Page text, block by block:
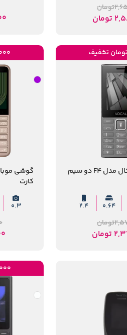
تومان
تومان
گوشی موبایل وکال مدل F4 دو سیم
0.64
2.4
تومان
تومان
کارت
0.3